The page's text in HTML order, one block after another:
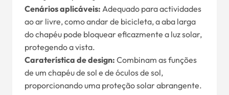
Cenários aplicáveis: Adequado para actividades
ao ar livre, como andar de bicicleta, a aba larga
do chapéu pode bloquear eficazmente a luz solar,
protegendo a vista.
Caraterística de design: Combinam as funções
de um chapéu de sol e de óculos de sol,
proporcionando uma proteção solar abrangente.